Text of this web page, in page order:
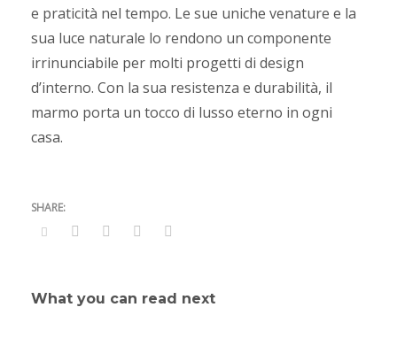
e praticità nel tempo. Le sue uniche venature e la
sua luce naturale lo rendono un componente
irrinunciabile per molti progetti di design
d’interno. Con la sua resistenza e durabilità, il
marmo porta un tocco di lusso eterno in ogni
casa.
What you can read next